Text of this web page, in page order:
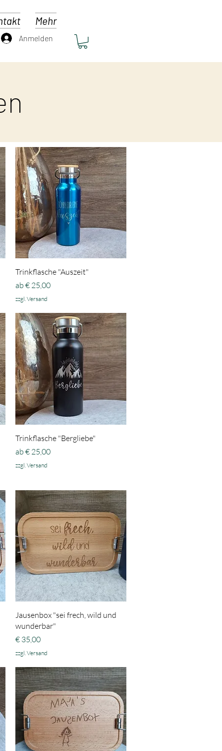
Mehr
Anmelden
Schnellansicht
Trinkflasche "Auszeit"
ab € 25,00
Sale-Preis
zzgl. Versand
Schnellansicht
Trinkflasche "Bergliebe"
ab € 25,00
Sale-Preis
zzgl. Versand
Schnellansicht
Jausenbox "sei frech, wild und
wunderbar"
Preis
€ 35,00
zzgl. Versand